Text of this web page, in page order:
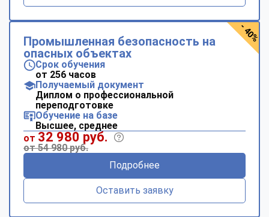
Промышленная безопасность на
опасных объектах
Срок обучения
от 256 часов
Получаемый документ
Диплом о профессиональной
переподготовке
Обучение на базе
Высшее, среднее
от 32 980 руб.
от 54 980 руб.
Подробнее
Оставить заявку
- 40%